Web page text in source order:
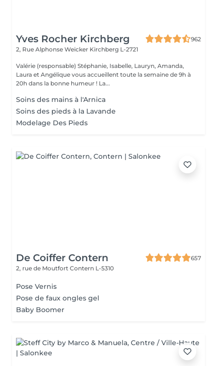
Yves Rocher Kirchberg
962
2, Rue Alphonse Weicker Kirchberg L-2721
Valérie (responsable) Stéphanie, Isabelle, Lauryn, Amanda,
Laura et Angélique vous accueillent toute la semaine de 9h à
20h dans la bonne humeur ! La...
Soins des mains à l'Arnica
Soins des pieds à la Lavande
Modelage Des Pieds
De Coiffer Contern
657
2, rue de Moutfort Contern L-5310
Pose Vernis
Pose de faux ongles gel
Baby Boomer